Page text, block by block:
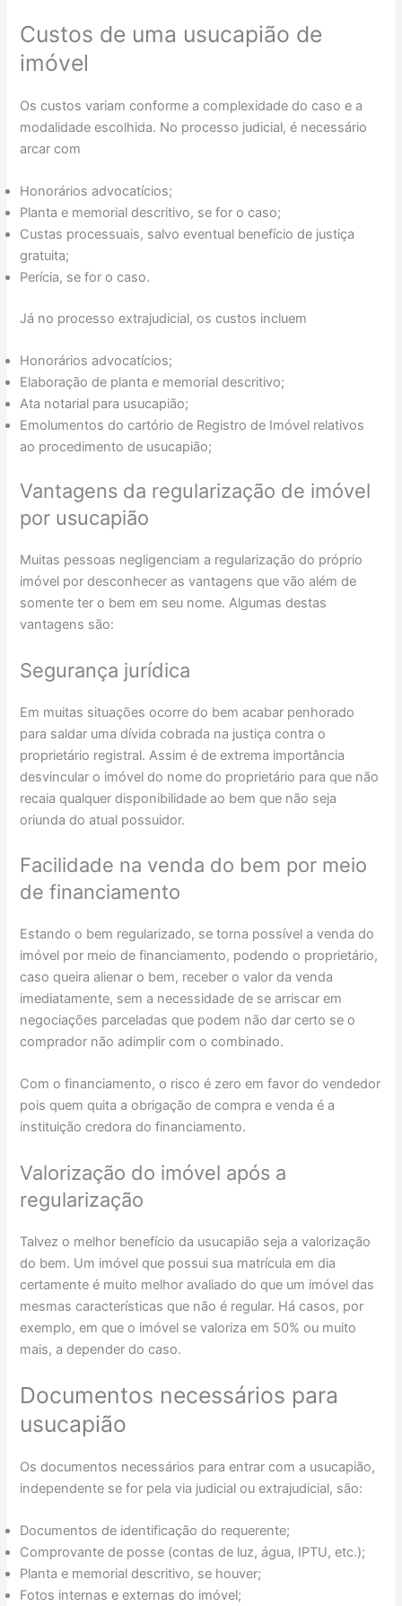
Custos de uma usucapião de
imóvel
Os custos variam conforme a complexidade do caso e a
modalidade escolhida. No processo judicial, é necessário
arcar com
Honorários advocatícios;
Planta e memorial descritivo, se for o caso;
Custas processuais, salvo eventual benefício de justiça
gratuita;
Perícia, se for o caso.
Já no processo extrajudicial, os custos incluem
Honorários advocatícios;
Elaboração de planta e memorial descritivo;
Ata notarial para usucapião;
Emolumentos do cartório de Registro de Imóvel relativos
ao procedimento de usucapião;
Vantagens da regularização de imóvel
por usucapião
Muitas pessoas negligenciam a regularização do próprio
imóvel por desconhecer as vantagens que vão além de
somente ter o bem em seu nome. Algumas destas
vantagens são:
Segurança jurídica
Em muitas situações ocorre do bem acabar penhorado
para saldar uma dívida cobrada na justiça contra o
proprietário registral. Assim é de extrema importância
desvincular o imóvel do nome do proprietário para que não
recaia qualquer disponibilidade ao bem que não seja
oriunda do atual possuidor.
Facilidade na venda do bem por meio
de financiamento
Estando o bem regularizado, se torna possível a venda do
imóvel por meio de financiamento, podendo o proprietário,
caso queira alienar o bem, receber o valor da venda
imediatamente, sem a necessidade de se arriscar em
negociações parceladas que podem não dar certo se o
comprador não adimplir com o combinado.
Com o financiamento, o risco é zero em favor do vendedor
pois quem quita a obrigação de compra e venda é a
instituição credora do financiamento.
Valorização do imóvel após a
regularização
Talvez o melhor benefício da usucapião seja a valorização
do bem. Um imóvel que possui sua matrícula em dia
certamente é muito melhor avaliado do que um imóvel das
mesmas características que não é regular. Há casos, por
exemplo, em que o imóvel se valoriza em 50% ou muito
mais, a depender do caso.
Documentos necessários para
usucapião
Os documentos necessários para entrar com a usucapião,
independente se for pela via judicial ou extrajudicial, são:
Documentos de identificação do requerente;
Comprovante de posse (contas de luz, água, IPTU, etc.);
Planta e memorial descritivo, se houver;
Fotos internas e externas do imóvel;